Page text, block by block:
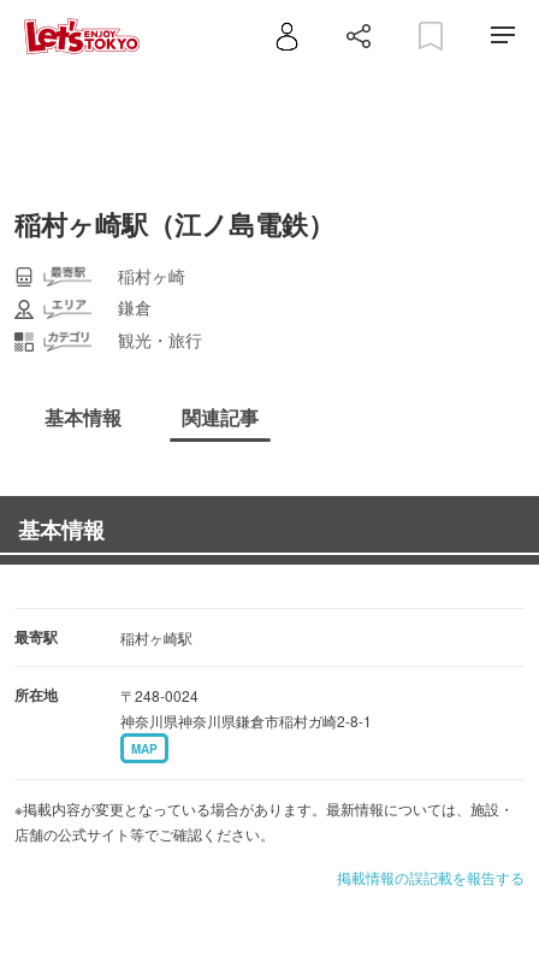
稲村ヶ崎駅（江ノ島電鉄）
稲村ヶ崎
鎌倉
観光・旅行
基本情報 関連記事
基本情報
最寄駅 稲村ヶ崎駅
所在地
〒248-0024
神奈川県神奈川県鎌倉市稲村ガ崎2-8-1
MAP
※掲載内容が変更となっている場合があります。最新情報については、施設・
店舗の公式サイト等でご確認ください。
掲載情報の誤記載を報告する